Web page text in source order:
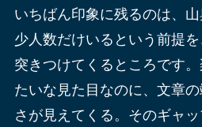
いちばん印象に残るのは、
少人数だけいるという前提
突きつけてくるところです
たいな見た目なのに、文章
さが見えてくる。そのギャ